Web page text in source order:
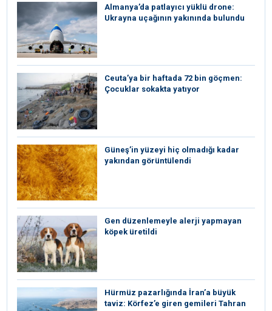
Almanya’da patlayıcı yüklü drone:
Ukrayna uçağının yakınında bulundu
Ceuta’ya bir haftada 72 bin göçmen:
Çocuklar sokakta yatıyor
Güneş’in yüzeyi hiç olmadığı kadar
yakından görüntülendi
Gen düzenlemeyle alerji yapmayan
köpek üretildi
Hürmüz pazarlığında İran’a büyük
taviz: Körfez’e giren gemileri Tahran